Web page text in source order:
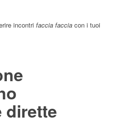
incontri faccia facciacon i tuoi
dirette